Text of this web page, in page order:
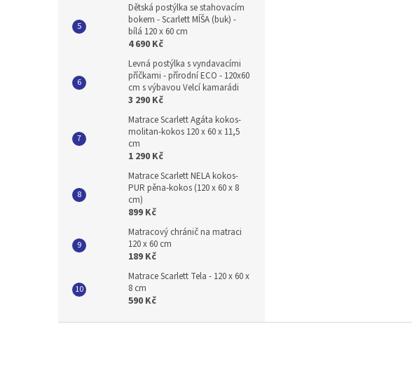
Dětská postýlka se stahovacím
bokem - Scarlett MÍŠA (buk) -
bílá 120 x 60 cm
4 690 Kč
Levná postýlka s vyndavacími
příčkami - přírodní ECO - 120x60
cm s výbavou Velcí kamarádi
3 290 Kč
Matrace Scarlett Agáta kokos-
molitan-kokos 120 x 60 x 11,5
cm
1 290 Kč
Matrace Scarlett NELA kokos-
PUR pěna-kokos (120 x 60 x 8
cm)
899 Kč
Matracový chránič na matraci
120 x 60 cm
189 Kč
Matrace Scarlett Tela - 120 x 60 x
8 cm
590 Kč